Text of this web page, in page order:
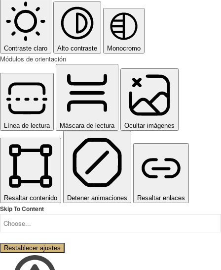
Contraste claro Alto contraste Monocromo
Módulos de orientación
Línea de lectura Máscara de lectura Ocultar imágenes
Resaltar contenido Detener animaciones Resaltar enlaces
Skip To Content
Restablecer ajustes